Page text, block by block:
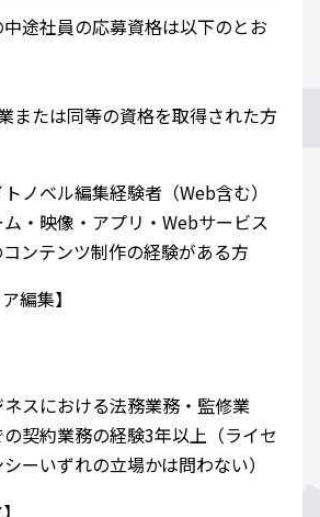
途社員の応募資格は以下のとお
または同等の資格を取得された方
ノベル編集経験者（Web含む）
ム・映像・アプリ・Webサービス
ンテンツ制作の経験がある方
編集】
ネスにおける法務業務・監修業
契約業務の経験3年以上（ライセ
ーいずれの立場かは問わない）